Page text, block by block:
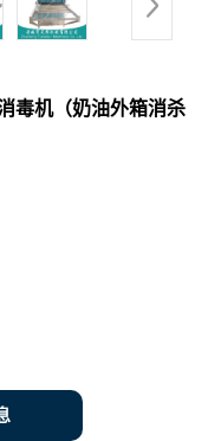
毒机（奶油外箱消杀